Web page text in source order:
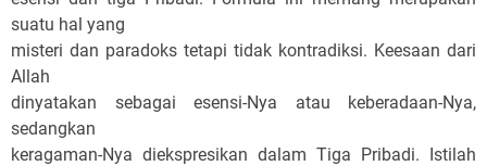
suatu hal yang
misteri dan paradoks tetapi tidak kontradiksi. Keesaan dari
Allah
dinyatakan sebagai esensi-Nya atau keberadaan-Nya,
sedangkan
keragaman-Nya diekspresikan dalam Tiga Pribadi. Istilah